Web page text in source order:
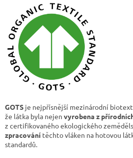
GOTS je nejpřísnější mezinárodní
že látka byla nejen vyrobena z
z certifikovaného ekologického
zpracování těchto vláken na hotovou
standardů.